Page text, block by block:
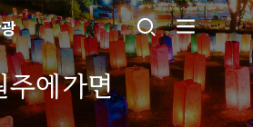
주에가면